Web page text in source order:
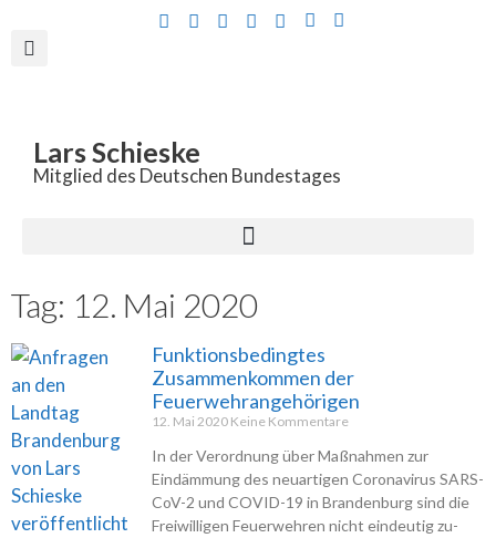
Lars Schieske
Mitglied des Deutschen Bundestages
Tag: 12. Mai 2020
Funktionsbedingtes
Zusammenkommen der
Feuerwehrangehörigen
12. Mai 2020 Keine Kommentare
In der Verordnung über Maßnahmen zur
Eindämmung des neuartigen Coronavirus SARS-
CoV-2 und COVID-19 in Brandenburg sind die
Freiwilligen Feuerwehren nicht eindeutig zu-